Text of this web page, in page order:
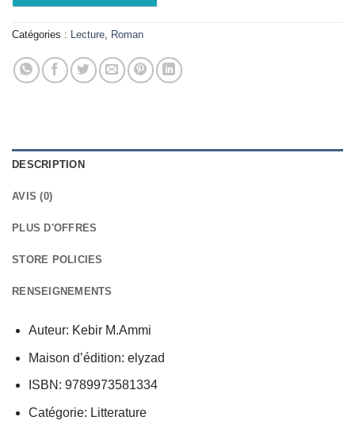
Catégories : Lecture, Roman
DESCRIPTION
AVIS (0)
PLUS D'OFFRES
STORE POLICIES
RENSEIGNEMENTS
Auteur: Kebir M.Ammi
Maison d’édition: elyzad
ISBN: 9789973581334
Catégorie: Litterature